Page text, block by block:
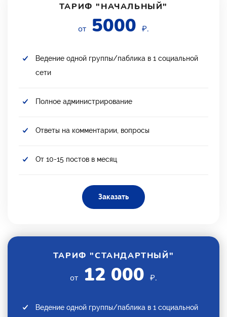
ТАРИФ "НАЧАЛЬНЫЙ"
от 5000 ₽.
Ведение одной группы/паблика в 1 социальной
сети
Полное администрирование
Ответы на комментарии, вопросы
От 10-15 постов в месяц
Заказать
ТАРИФ "СТАНДАРТНЫЙ"
от 12 000 ₽.
Ведение одной группы/паблика в 1 социальной